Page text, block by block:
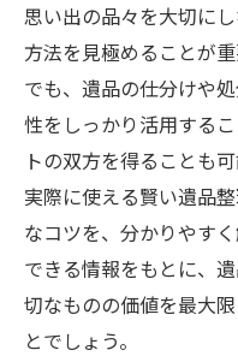
思い出の品々を大切に
方法を見極めることが
でも、遺品の仕分けや
性をしっかり活用する
トの双方を得ることも
実際に使える賢い遺品
なコツを、分かりやす
できる情報をもとに、
切なものの価値を最大
とでしょう。